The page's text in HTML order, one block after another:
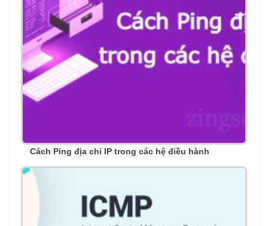
Cách Ping địa chỉ IP trong các hệ điều hành